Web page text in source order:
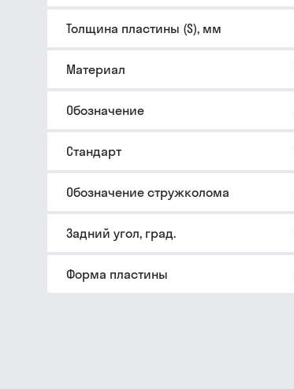
Толщина пластины (S), мм
Материал
Обозначение
Стандарт
Обозначение стружколома
Задний угол, град.
Форма пластины